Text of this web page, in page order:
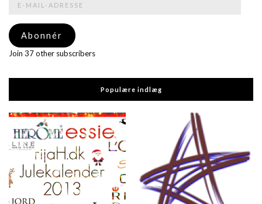
adresse
Abonnér
Join 37 other subscribers
Populære indlæg